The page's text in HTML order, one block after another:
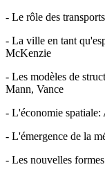
- Le rôle des transports
- La ville en tant
McKenzie
- Les modèles de
Mann, Vance
- L'économie
- L'émergence de la
- Les nouvelles